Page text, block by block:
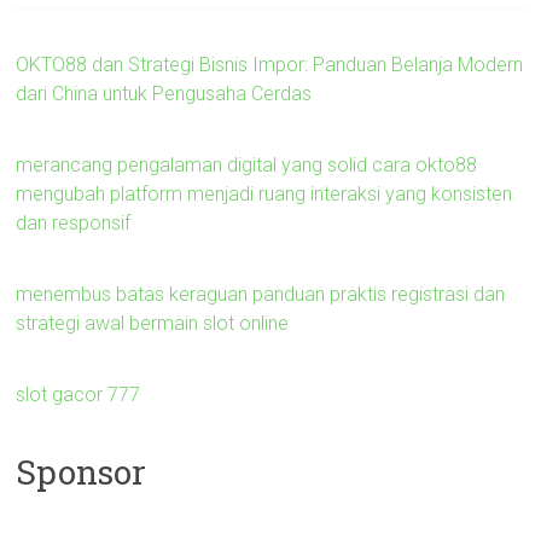
OKTO88 dan Strategi Bisnis Impor: Panduan Belanja Modern
dari China untuk Pengusaha Cerdas
merancang pengalaman digital yang solid cara okto88
mengubah platform menjadi ruang interaksi yang konsisten
dan responsif
menembus batas keraguan panduan praktis registrasi dan
strategi awal bermain slot online
slot gacor 777
Sponsor